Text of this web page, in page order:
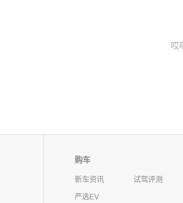
哎
购车
新车资讯
试驾评测
严选EV